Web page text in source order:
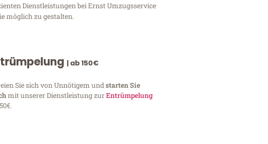
Dienstleistungen bei Ernst Umzugsservice
möglich zu gestalten.
| ab 150€
Sie sich von Unnötigem und starten Sie
mit unserer Dienstleistung zurEntrümpelung